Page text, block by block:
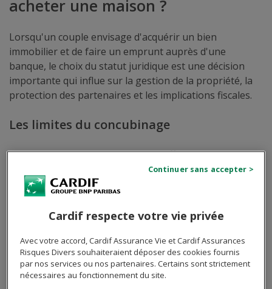
acheter une maison ?
Lorsqu'un couple envisage d'acquérir un bien
immobilier et de faire un emprunt auprès d'une
banque, le choix du statut juridique est une décision
importante qui influe sur la gestion de la propriété, la
protection des partenaires et les implications fiscales.
Les limites du concubinage
Le concubinage, ou union libre, n’offre pas de cadre
juridique spécifique pour un projet immobilier ou la
gestion des biens communs. Si les deux partenaires
achètent un bien ensemble,
uniquement de la quote-part qu’il a financée
Cela peut poser problème en cas de séparation,
notamment si les contributions au remboursement des
mensualités du crédit immobilier ne sont pas
équitables. De plus, en cas de décès, le concubin
Cardif respecte votre vie privée
Avec votre accord, Cardif Assurance Vie et Cardif Assurances
Risques Divers souhaiteraient déposer des cookies fournis
par nos services ou nos partenaires. Certains sont strictement
nécessaires au fonctionnement du site.